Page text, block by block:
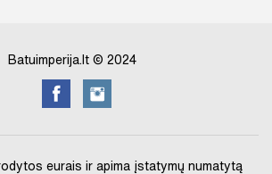
Batuimperija.lt © 2024
eurais ir apima įstatymų numatytą